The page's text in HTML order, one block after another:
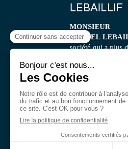
LEBAILLIF
MONSIEUR
MICHEL
société qui a plus
Fermetures
:
porte de garage,
ou rideaux
volets, installation
installation de
©2018